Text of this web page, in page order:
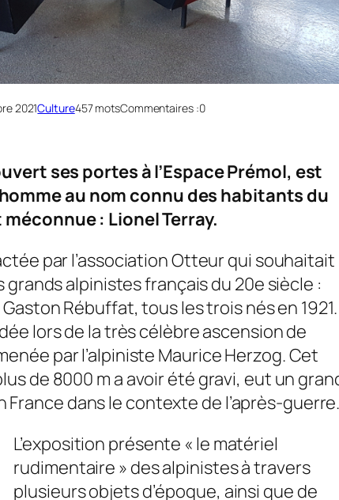
2021Culture457 motsCommentaires :0
ses portes à l’Espace Prémol, est
au nom connu des habitants du
: Lionel Terray.
par l’association Otteur qui souhaitait
alpinistes français du 20e siècle :
Rébuffat, tous les trois nés en
lors de la très célèbre ascension de
par l’alpiniste Maurice Herzog. Cet
de 8000 m a avoir été gravi, eut un
dans le contexte de l’après-
L’exposition présente « le matériel
rudimentaire » des alpinistes à travers
plusieurs objets d’époque, ainsi que de